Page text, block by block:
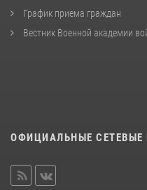
График приема граждан
Вестник Военной академии
ОФИЦИАЛЬНЫЕ СЕТЕВЫЕ